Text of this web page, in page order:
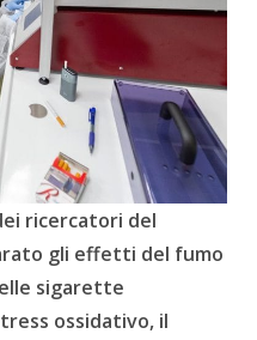
ricercatori del
gli effetti del fumo
sigarette
ossidativo, il